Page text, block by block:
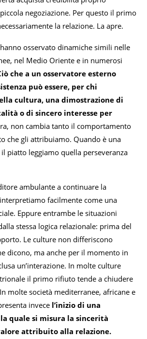
negoziazione. Per questo il primo
la relazione. La apre.
osservato dinamiche simili nelle
nel Medio Oriente e in numerosi
che a un osservatore esterno
può essere, per chi
cultura, una dimostrazione di
o di sincero interesse per
non cambia tanto il comportamento
che gli attribuiamo. Quando è una
piatto leggiamo quella perseveranza
ambulante a continuare la
facilmente come una
Eppure entrambe le situazioni
stessa logica relazionale: prima del
Le culture non differiscono
dicono, ma anche per il momento in
un’interazione. In molte culture
il primo rifiuto tende a chiudere
molte società mediterranee, africane e
invece l’inizio di una
quale si misura la sincerità
attribuito alla relazione.